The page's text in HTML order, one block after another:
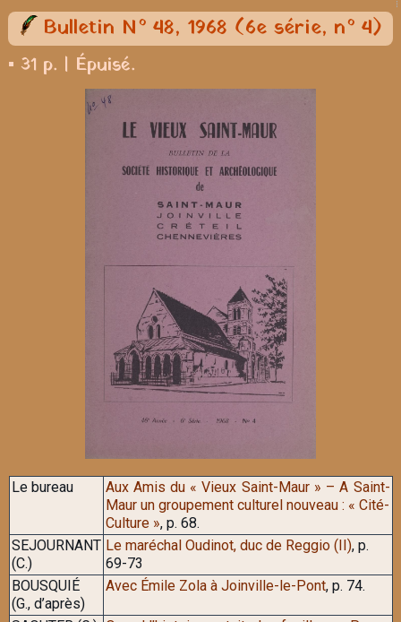
Bulletin N° 48, 1968 (6e série, n° 4)
▪ 31 p. | Épuisé.
Le bureau
Aux Amis du « Vieux Saint-Maur » – A Saint-
Maur un groupement culturel nouveau : « Cité-
Culture », p. 68.
SEJOURNANT
(C.)
Le maréchal Oudinot, duc de Reggio (II), p.
69-73
BOUSQUIÉ
(G., d’après)
Avec Émile Zola à Joinville-le-Pont, p. 74.